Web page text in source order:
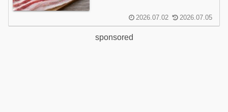
2026.07.02 2026.07.05
sponsored